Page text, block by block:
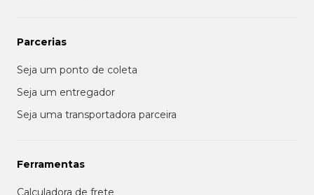
Parcerias
Seja um ponto de coleta
Seja um entregador
Seja uma transportadora parceira
Ferramentas
Calculadora de frete